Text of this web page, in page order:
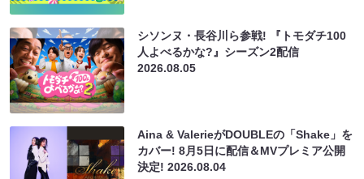
シソンヌ・長谷川ら参戦! 『トモダチ100
人よべるかな?』シーズン2配信
2026.08.05
Aina & ValerieがDOUBLEの「Shake」を
カバー! 8月5日に配信＆MVプレミア公開
決定!2026.08.04